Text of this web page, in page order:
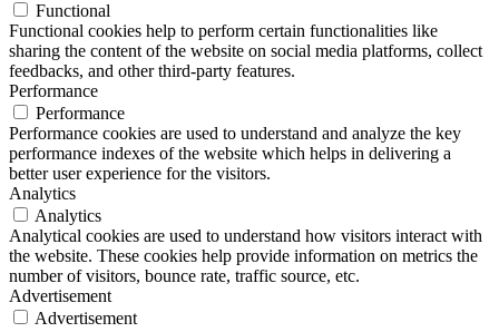
Functional
Functional cookies help to perform certain functionalities like
sharing the content of the website on social media platforms, collect
feedbacks, and other third-party features.
Performance
Performance
Performance cookies are used to understand and analyze the key
performance indexes of the website which helps in delivering a
better user experience for the visitors.
Analytics
Analytics
Analytical cookies are used to understand how visitors interact with
the website. These cookies help provide information on metrics the
number of visitors, bounce rate, traffic source, etc.
Advertisement
Advertisement